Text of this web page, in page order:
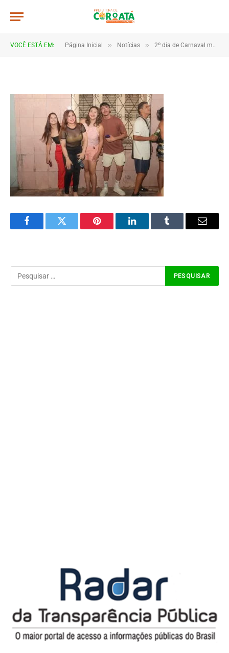
VOCÊ ESTÁ EM: Página Inicial » Notícias » 2º dia de Carnaval movimenta Coroatá com muita animação e grande público
4B2A1009
FacebookTwitter Pinterest LinkedInTumblr Email